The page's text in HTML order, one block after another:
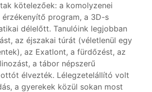
kötelezőek: a komolyzenei
program, a 3D-s
délelőtt. Tanulóink legjobban
az éjszakai túrát (véletlenül egy
az Exatlont, a fürdőzést, az
a tábor népszerű
élvezték. Lélegzetelállító volt
a gyerekek közül sokan most